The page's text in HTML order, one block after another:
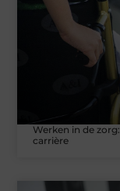
Werken in de
carrière